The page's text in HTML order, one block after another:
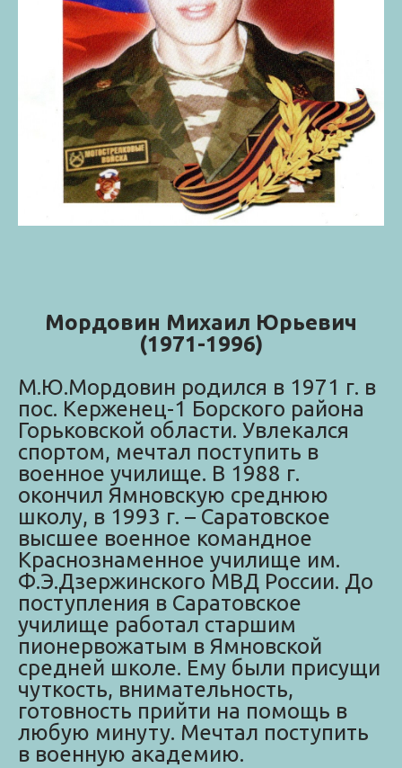
Мордовин Михаил Юрьевич
(1971-1996)
М.Ю.Мордовин родился в 1971 г. в
пос. Керженец-1 Борского района
Горьковской области. Увлекался
спортом, мечтал поступить в
военное училище. В 1988 г.
окончил Ямновскую среднюю
школу, в 1993 г. – Саратовское
высшее военное командное
Краснознаменное училище им.
Ф.Э.Дзержинского МВД России. До
поступления в Саратовское
училище работал старшим
пионервожатым в Ямновской
средней школе. Ему были присущи
чуткость, внимательность,
готовность прийти на помощь в
любую минуту. Мечтал поступить
в военную академию.